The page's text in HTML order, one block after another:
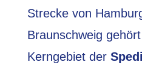
Strecke von
Braunschweig
Kerngebiet der